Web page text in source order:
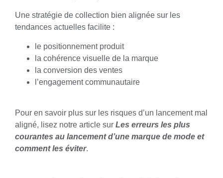
Une stratégie de collection bien alignée sur les
tendances actuelles facilite :
le positionnement produit
la cohérence visuelle de la marque
la conversion des ventes
l’engagement communautaire
Pour en savoir plus sur les risques d’un lancement mal
aligné, lisez notre article sur Les erreurs les plus
courantes au lancement d’une marque de mode et
comment les éviter.